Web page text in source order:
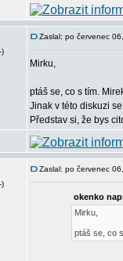
Zaslal: po červenec
Mirku,
ptáš se, co s tím.
Jinak v této diskuzi
Představ si, že bys
Zaslal: po červenec
okenko
Mirku,
ptáš se, co